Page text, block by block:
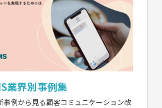
業界別事例集
事例から見る顧客コミュニケーション改